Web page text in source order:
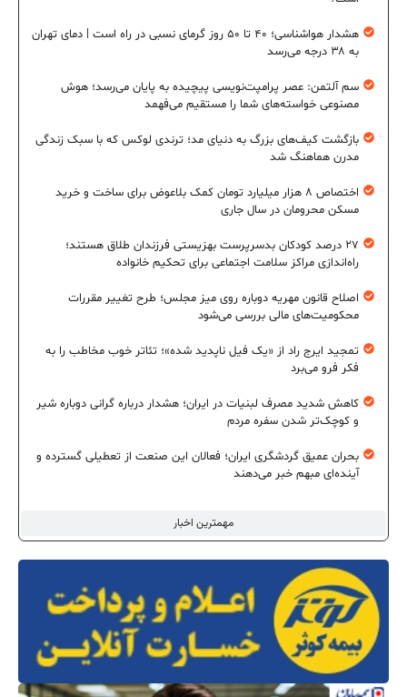
مهمترین اخبار
هشدار هواشناسی؛ ۴۰ تا ۵۰ روز گرمای نسبی در راه است | دمای تهران
به ۳۸ درجه می‌رسد
سم آلتمن: عصر پرامپت‌نویسی پیچیده به پایان می‌رسد؛ هوش
مصنوعی خواسته‌های شما را مستقیم می‌فهمد
بازگشت کیف‌های بزرگ به دنیای مد؛ ترندی لوکس که با سبک زندگی
مدرن هماهنگ شد
اختصاص ۸ هزار میلیارد تومان کمک بلاعوض برای ساخت و خرید
مسکن محرومان در سال جاری
۲۷ درصد کودکان بدسرپرست بهزیستی فرزندان طلاق هستند؛
راه‌اندازی مراکز سلامت اجتماعی برای تحکیم خانواده
اصلاح قانون مهریه دوباره روی میز مجلس؛ طرح تغییر مقررات
محکومیت‌های مالی بررسی می‌شود
تمجید ایرج راد از «یک فیل ناپدید شده»؛ تئاتر خوب مخاطب را به
فکر فرو می‌برد
کاهش شدید مصرف لبنیات در ایران؛ هشدار درباره گرانی دوباره شیر
و کوچک‌تر شدن سفره مردم
بحران عمیق گردشگری ایران؛ فعالان این صنعت از تعطیلی گسترده و
آینده‌ای مبهم خبر می‌دهند